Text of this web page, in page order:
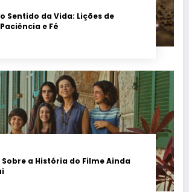
Sentido da Vida: Lições de
e Fé
Sobre a História do Filme Ainda